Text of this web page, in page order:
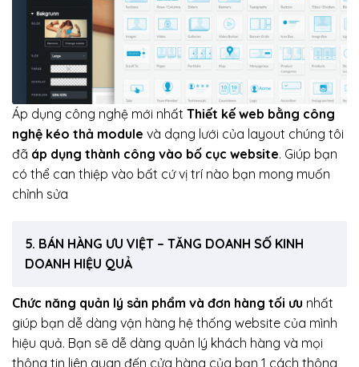
Áp dụng công nghệ mới nhất Thiết kế web bằng công
nghệ kéo thả module và dạng lưới của layout chúng tôi
đã áp dụng thành công vào bố cục website. Giúp bạn
có thể can thiệp vào bất cứ vị trí nào bạn mong muốn
chỉnh sửa
5. BÁN HÀNG ƯU VIỆT – TĂNG DOANH SỐ KINH
DOANH HIỆU QUẢ
Chức năng quản lý sản phẩm và đơn hàng tối ưu nhất
giúp bạn dễ dàng vận hàng hệ thống website của mình
hiệu quả. Bạn sẽ dễ dàng quản lý khách hàng và mọi
thông tin liên quan đến cửa hàng của bạn 1 cách thông